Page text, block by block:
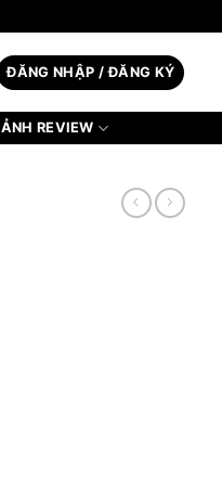
ĐĂNG NHẬP / ĐĂNG KÝ
ẢNH REVIEW